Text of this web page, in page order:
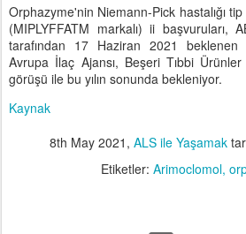
Orphazyme'nin Niemann-Pick hastalığı
(MIPLYFFATM markalı) ii başvuruları,
tarafından 17 Haziran 2021
Avrupa İlaç Ajansı, Beşeri Tıbbi
görüşü ile bu yılın sonunda bekleniyor.
Kaynak
8th May 2021 , ALS ile Yaşamak
Etiketler: Arimoclomol